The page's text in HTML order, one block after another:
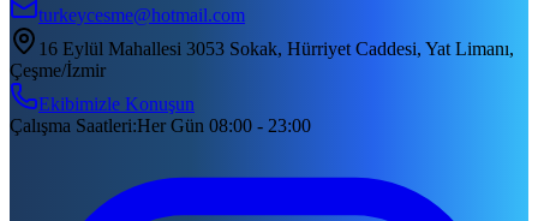
turkeycesme@hotmail.com
16 Eylül Mahallesi 3053 Sokak, Hürriyet Caddesi, Yat Limanı,
Çeşme/İzmir
Ekibimizle Konuşun
Çalışma Saatleri:Her Gün 08:00 - 23:00